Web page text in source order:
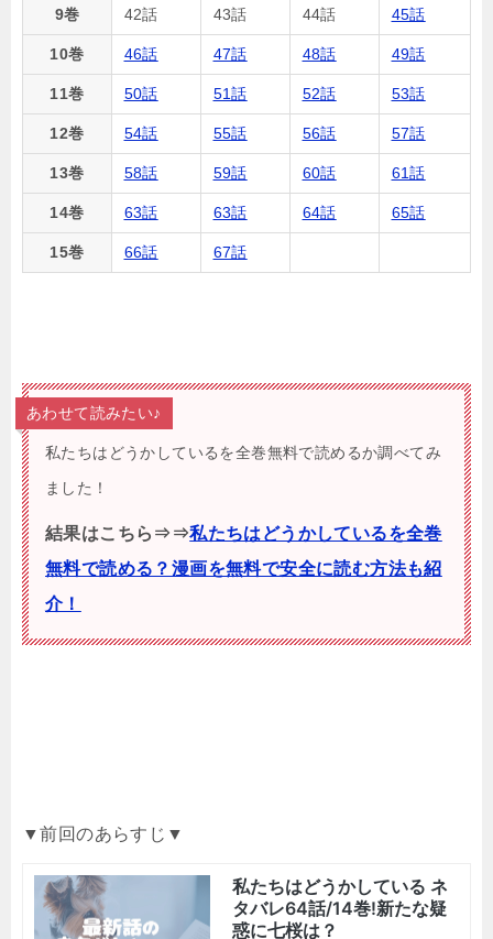
9巻 42話 43話 44話 45話
10巻 46話 47話 48話 49話
11巻 50話 51話 52話 53話
12巻 54話 55話 56話 57話
13巻 58話 59話 60話 61話
14巻 63話 63話 64話 65話
15巻 66話 67話
あわせて読みたい♪
私たちはどうかしているを全巻無料で読めるか調べてみ
ました！
結果はこちら⇒⇒私たちはどうかしているを全巻
無料で読める？漫画を無料で安全に読む方法も紹
介！
▼前回のあらすじ▼